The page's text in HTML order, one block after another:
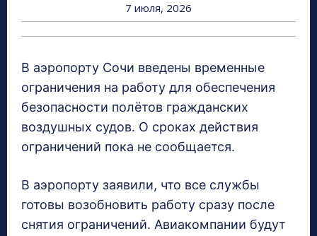
7 июля, 2026
В аэропорту Сочи введены временные
ограничения на работу для обеспечения
безопасности полётов гражданских
воздушных судов. О сроках действия
ограничений пока не сообщается.
В аэропорту заявили, что все службы
готовы возобновить работу сразу после
снятия ограничений. Авиакомпании будут